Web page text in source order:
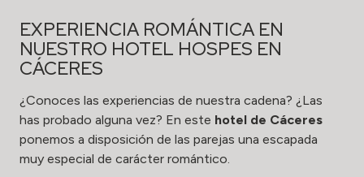
EXPERIENCIA ROMÁNTICA EN
NUESTRO HOTEL HOSPES EN
CÁCERES
¿Conoces las experiencias de nuestra cadena? ¿Las
has probado alguna vez? En este hotel de Cáceres
ponemos a disposición de las parejas una escapada
muy especial de carácter romántico.